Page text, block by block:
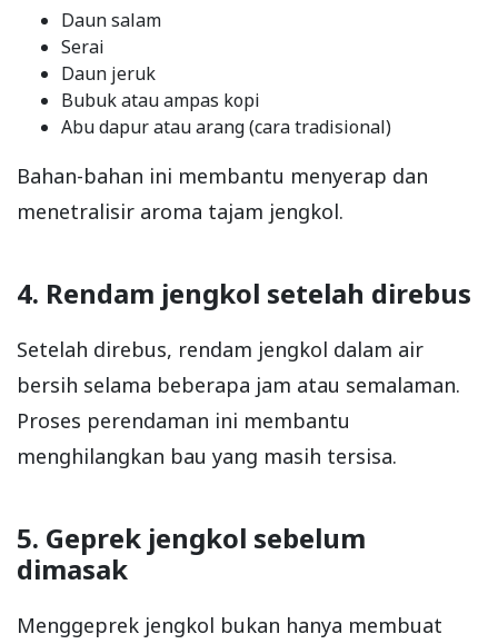
Daun salam
Serai
Daun jeruk
Bubuk atau ampas kopi
Abu dapur atau arang (cara tradisional)
Bahan-bahan ini membantu menyerap dan
menetralisir aroma tajam jengkol.
4. Rendam jengkol setelah direbus
Setelah direbus, rendam jengkol dalam air
bersih selama beberapa jam atau semalaman.
Proses perendaman ini membantu
menghilangkan bau yang masih tersisa.
5. Geprek jengkol sebelum
dimasak
Menggeprek jengkol bukan hanya membuat